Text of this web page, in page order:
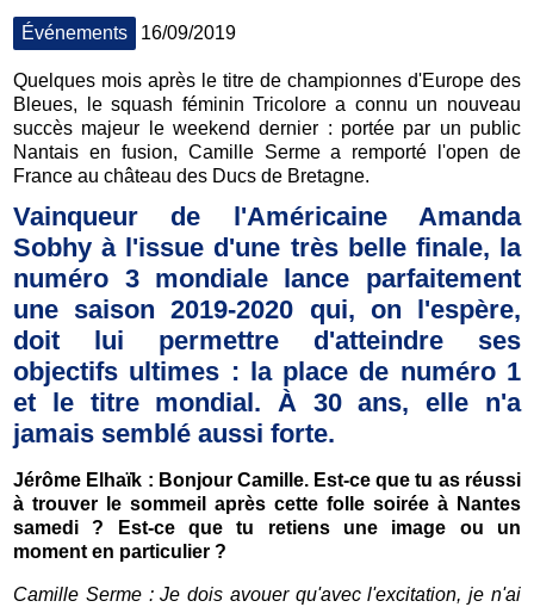
Événements 16/09/2019
Quelques mois après le titre de championnes d'Europe des
Bleues, le squash féminin Tricolore a connu un nouveau
succès majeur le weekend dernier : portée par un public
Nantais en fusion, Camille Serme a remporté l'open de
France au château des Ducs de Bretagne.
Vainqueur de l'Américaine Amanda
Sobhy à l'issue d'une très belle finale, la
numéro 3 mondiale lance parfaitement
une saison 2019-2020 qui, on l'espère,
doit lui permettre d'atteindre ses
objectifs ultimes : la place de numéro 1
et le titre mondial. À 30 ans, elle n'a
jamais semblé aussi forte.
Jérôme Elhaïk : Bonjour Camille. Est-ce que tu as réussi
à trouver le sommeil après cette folle soirée à Nantes
samedi ? Est-ce que tu retiens une image ou un
moment en particulier ?
Camille Serme : Je dois avouer qu'avec l'excitation, je n'ai